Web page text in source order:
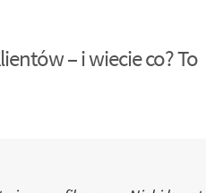
– i wiecie co? To